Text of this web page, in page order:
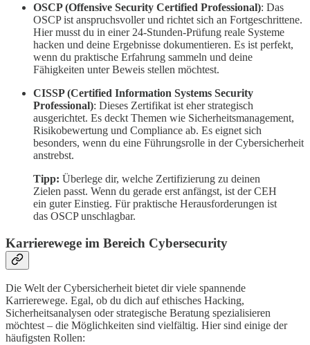
OSCP (Offensive Security Certified Professional): Das
OSCP ist anspruchsvoller und richtet sich an Fortgeschrittene.
Hier musst du in einer 24-Stunden-Prüfung reale Systeme
hacken und deine Ergebnisse dokumentieren. Es ist perfekt,
wenn du praktische Erfahrung sammeln und deine
Fähigkeiten unter Beweis stellen möchtest.
CISSP (Certified Information Systems Security
Professional): Dieses Zertifikat ist eher strategisch
ausgerichtet. Es deckt Themen wie Sicherheitsmanagement,
Risikobewertung und Compliance ab. Es eignet sich
besonders, wenn du eine Führungsrolle in der Cybersicherheit
anstrebst.
Tipp: Überlege dir, welche Zertifizierung zu deinen
Zielen passt. Wenn du gerade erst anfängst, ist der CEH
ein guter Einstieg. Für praktische Herausforderungen ist
das OSCP unschlagbar.
Karrierewege im Bereich Cybersecurity
Die Welt der Cybersicherheit bietet dir viele spannende
Karrierewege. Egal, ob du dich auf ethisches Hacking,
Sicherheitsanalysen oder strategische Beratung spezialisieren
möchtest – die Möglichkeiten sind vielfältig. Hier sind einige der
häufigsten Rollen: